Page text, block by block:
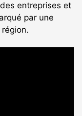
entreprises et
par une